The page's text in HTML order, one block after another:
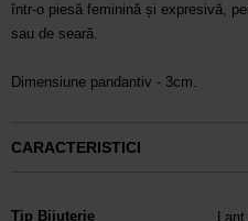
într-o piesă feminină și expresivă,
sau de seară.
Dimensiune pandantiv - 3cm.
CARACTERISTICI
Tip Bijuterie